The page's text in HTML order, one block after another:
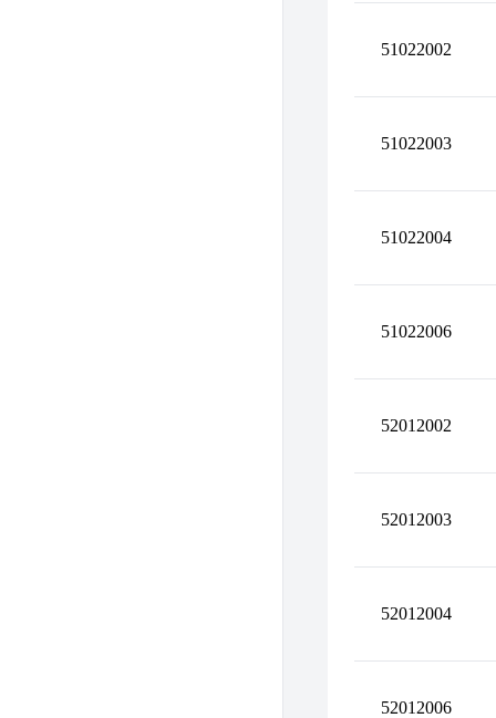
51022002
51022003
51022004
51022006
52012002
52012003
52012004
52012006